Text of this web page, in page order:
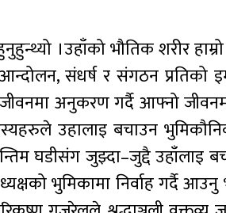
।उहाँको भौतिक शरीर
संधर्ष र संगठन प्रतिको
अनुकरण गर्दै आफ्नो
उहालाइ बचाउन
घडीसंग जुझ्दा–जुद्दै उहाँलाइ
भुमिकामा निर्वाह गर्दै